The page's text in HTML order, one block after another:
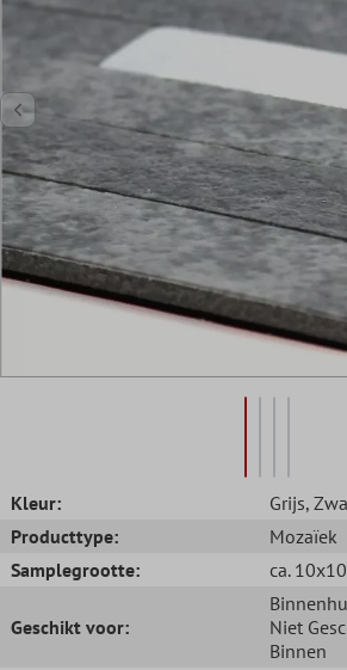
Kleur: Grijs,
Producttype:
Mozaïek
Samplegrootte:
ca.
Geschikt voor:
Niet
Binnen